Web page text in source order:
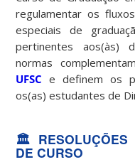
regulamentar os
especiais de
pertinentes aos(às)
normas
UFSC e definem os
os(as) estudantes de
🏛️ RESOLUÇÕES
DE CURSO